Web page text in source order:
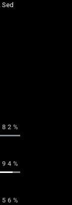
82%
94%
56%